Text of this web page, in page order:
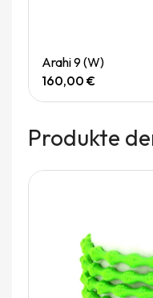
Arahi 9 (W)
160,00 €
Produkte